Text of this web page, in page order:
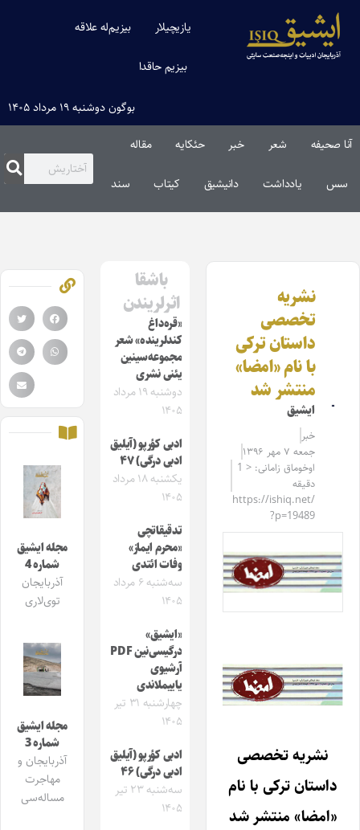
یازیچیلار بیزیم‌له علاقه
بیزیم حاقدا
بوگون دوشنبه ۱۹ مرداد ۱۴۰۵
آنا صحیفه شعر خبر حئکایه مقاله‌
سس یادداشت دانیشیق کیتاب سند
نشریه
تخصصی
داستان ترکی
با نام «امضا»
منتشر شد
ایشیق
خبر
جمعه ۷ مهر ۱۳۹۶
اوخوماق زامانی: < 1
دقیقه
https://ishiq.net/
?p=19489
نشریه تخصصی
داستان ترکی با نام
«امضا» منتشر شد
باشقا
اثرلریندن
«قره‌داغ
کندلرینده» شعر
مجموعه‌سینین
یئنی نشری
دوشنبه ۱۹ مرداد
۱۴۰۵
ادبی کؤرپو (آیلیق
ادبی درگی) ۴۷
یکشنبه ۱۸ مرداد
۱۴۰۵
تدقیقاتچی
«محرم ایماز»
وفات ائتدی
سه‌شنبه ۶ مرداد
۱۴۰۵
«ایشیق»
درگیسی‌نین PDF
آرشیوی
یاییملاندی
چهارشنبه ۳۱ تیر
۱۴۰۵
ادبی کؤرپو (آیلیق
ادبی درگی) ۴۶
سه‌شنبه ۲۳ تیر
۱۴۰۵
مجله ایشیق
شماره 4
آذربایجان
توی‌لاری
مجله ایشیق
شماره 3
آذربایجان و
مهاجرت
مساله‌سی